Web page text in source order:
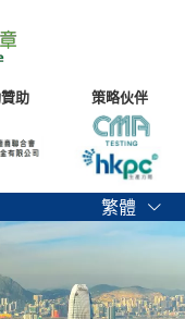
助 策略伙伴
繁體